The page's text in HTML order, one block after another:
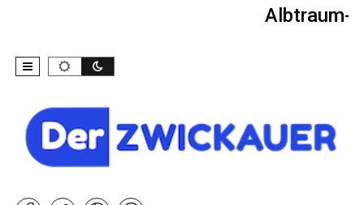
Albtraum-